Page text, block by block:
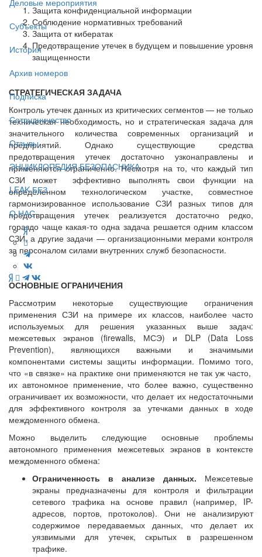
Деловые мероприятия
Субъекты
История
Архив номеров
Подписка
Сотрудничество
Отзывы
ЭНЦИКЛОПЕДИЯ БЕЗОПАСНИКА
LEAK-БЕЗ
О НАС
Защита конфиденциальной информации
Соблюдение нормативных требований
Защита от кибератак
Предотвращение утечек в будущем и повышение уровня
защищенности
СТРАТЕГИЧЕСКАЯ ЗАДАЧА
Контроль утечек данных из критических сегментов — не только
техническая необходимость, но и стратегическая задача для
значительного количества современных организаций и
предприятий. Однако существующие средства
предотвращения утечек достаточно узконаправлены и
применяются ограниченно. Несмотря на то, что каждый тип
СЗИ может эффективно выполнять свои функции на
определенном технологическом участке, совместное
гармонизированное использование СЗИ разных типов для
предотвращения утечек реализуется достаточно редко,
гораздо чаще какая-то одна задача решается одним классом
СЗИ, а другие задачи — организационными мерами контроля
за персоналом силами внутренних служб безопасности.
ОСНОВНЫЕ ОГРАНИЧЕНИЯ
Рассмотрим некоторые существующие ограничения
применения СЗИ на примере их классов, наиболее часто
используемых для решения указанных выше задач:
межсетевых экранов (firewalls, МСЭ) и DLP (Data Loss
Prevention), являющихся важными и значимыми
компонентами системы защиты информации. Помимо того,
что «в связке» на практике они применяются не так уж часто,
их автономное применение, что более важно, существенно
ограничивает их возможности, что делает их недостаточными
для эффективного контроля за утечками данных в ходе
междоменного обмена.
Можно выделить следующие основные проблемы
автономного применения межсетевых экранов в контексте
междоменного обмена:
Ограниченность в анализе данных. Межсетевые
экраны предназначены для контроля и фильтрации
сетевого трафика на основе правил (например, IP-
адресов, портов, протоколов). Они не анализируют
содержимое передаваемых данных, что делает их
уязвимыми для утечек, скрытых в разрешенном
трафике.